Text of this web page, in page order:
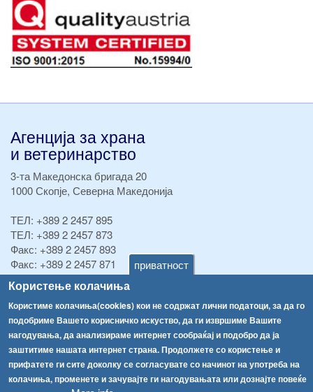
приватност
Користење колачиња
Користиме колачиња(cookies) кои не содржат лични податоци, за да го
подобриме Вашето корисничко искуство, да ги извршиме Вашите
нагодувања, да анализираме интернет сообраќај и подобро да ја
заштитиме нашата интернет страна. Продолжете со користење и
прифатете ги сите доколку се согласувате со начинот на употреба на
колачиња, променете и зачувајте ги нагодувањата или дознајте повеќе
Агенција за храна
и ветеринарство
3-та Македонска бригада 20
1000 Скопје, Северна Македонија
ТЕЛ: +389 2 2457 895
ТЕЛ: +389 2 2457 873
Факс: +389 2 2457 893
Факс: +389 2 2457 871
info@fva.gov.mk
[АХВ-претходна страна]
Соопштенија
Република Бугарија ги засили официјалните контроли при увоз на свежо овошје и зеленчук
Високите температури ризик од труење со храна, опасни се и за животните
Навигација
Архива
Регистри